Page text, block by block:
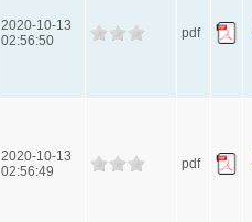
2020-10-13
02:56:50
pdf
2020-10-13
02:56:49
pdf